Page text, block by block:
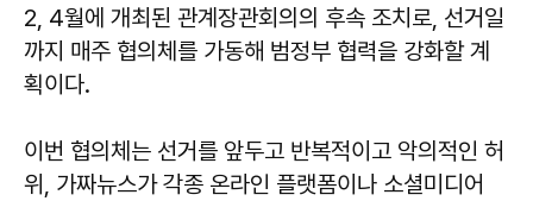
2, 4월에 개최된 관계장관회의의 후속 조치로, 선거일
까지 매주 협의체를 가동해 범정부 협력을 강화할 계
획이다.
이번 협의체는 선거를 앞두고 반복적이고 악의적인 허
위, 가짜뉴스가 각종 온라인 플랫폼이나 소셜미디어